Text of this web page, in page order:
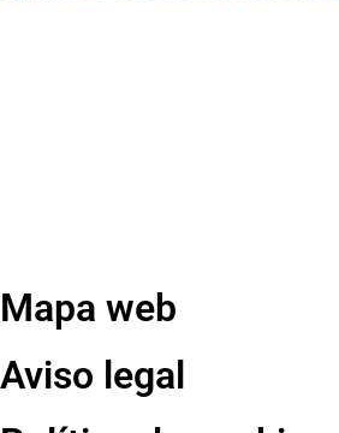
Mapa web
Aviso legal